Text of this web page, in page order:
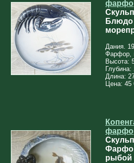
Блюдо
Дания.
Фарфор,
Высота:
Длина:
Цена: 45
рыбой